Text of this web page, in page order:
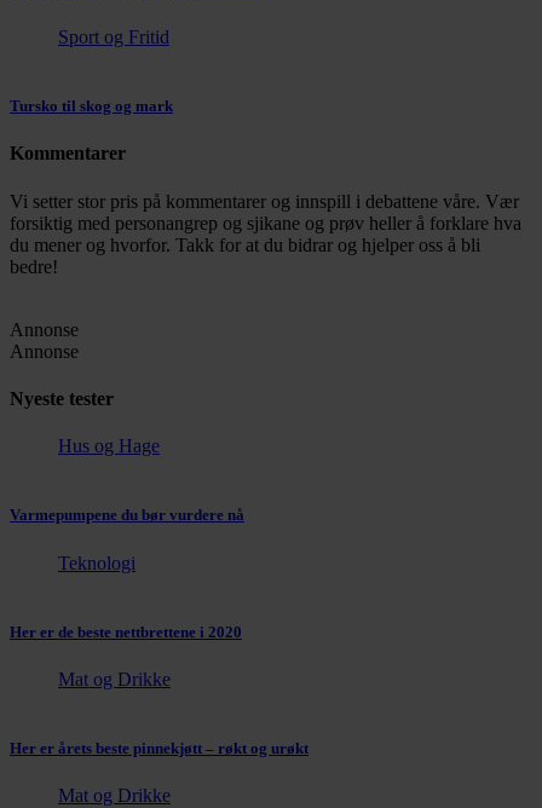
Sport og Fritid
Tursko til skog og mark
Kommentarer
Vi setter stor pris på kommentarer og innspill i debattene våre. Vær
forsiktig med personangrep og sjikane og prøv heller å forklare hva
du mener og hvorfor. Takk for at du bidrar og hjelper oss å bli
bedre!
Annonse
Annonse
Nyeste tester
Hus og Hage
Varmepumpene du bør vurdere nå
Teknologi
Her er de beste nettbrettene i 2020
Mat og Drikke
Her er årets beste pinnekjøtt – røkt og urøkt
Mat og Drikke